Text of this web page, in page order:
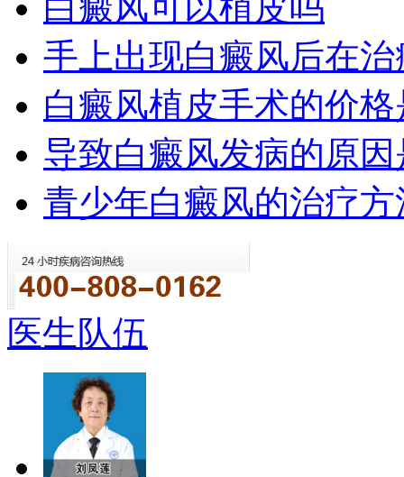
白癜风可以植皮吗
手上出现白癜风后在
白癜风植皮手术的价
导致白癜风发病的原
青少年白癜风的治疗
医生队伍